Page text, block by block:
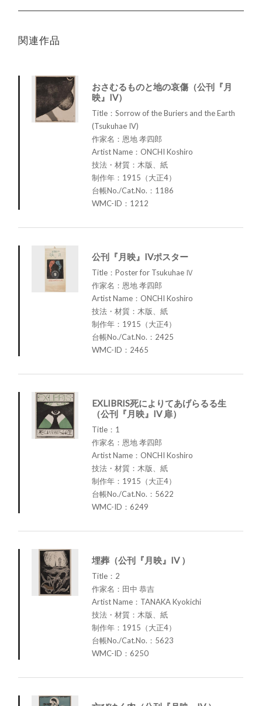
関連作品
おさむるものと地の哀傷（公刊『月
映』IV）
Title：Sorrow of the Buriers and the Earth
(Tsukuhae IV)
作家名：恩地 孝四郎
Artist Name：ONCHI Koshiro
技法・材質：木版、紙
制作年：1915（大正4）
台帳No./Cat.No.：1186
WMC-ID：1212
公刊『月映』IVポスター
Title：Poster for Tsukuhae Ⅳ
作家名：恩地 孝四郎
Artist Name：ONCHI Koshiro
技法・材質：木版、紙
制作年：1915（大正4）
台帳No./Cat.No.：2425
WMC-ID：2465
EXLIBRIS死によりてあげらるる生
（公刊『月映』IV 扉）
Title：1
作家名：恩地 孝四郎
Artist Name：ONCHI Koshiro
技法・材質：木版、紙
制作年：1915（大正4）
台帳No./Cat.No.：5622
WMC-ID：6249
埋葬（公刊『月映』IV ）
Title：2
作家名：田中 恭吉
Artist Name：TANAKA Kyokichi
技法・材質：木版、紙
制作年：1915（大正4）
台帳No./Cat.No.：5623
WMC-ID：6250